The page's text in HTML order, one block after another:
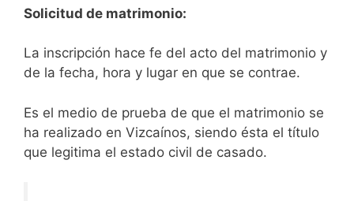
Solicitud de matrimonio:
La inscripción hace fe del acto del matrimonio y
de la fecha, hora y lugar en que se contrae.
Es el medio de prueba de que el matrimonio se
ha realizado en Vizcaínos, siendo ésta el título
que legitima el estado civil de casado.